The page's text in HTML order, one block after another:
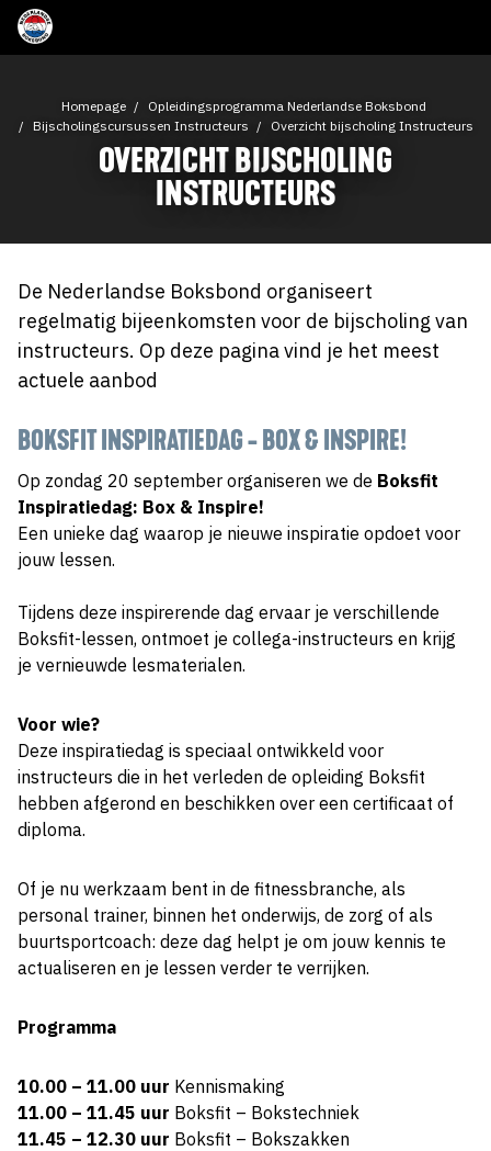
Homepage
Opleidingsprogramma Nederlandse Boksbond
Bijscholingscursussen Instructeurs
Overzicht bijscholing Instructeurs
OVERZICHT BIJSCHOLING
INSTRUCTEURS
De Nederlandse Boksbond organiseert
regelmatig bijeenkomsten voor de bijscholing van
instructeurs. Op deze pagina vind je het meest
actuele aanbod
BOKSFIT INSPIRATIEDAG - BOX & INSPIRE!
Op zondag 20 september organiseren we de Boksfit
Inspiratiedag: Box & Inspire!
Een unieke dag waarop je nieuwe inspiratie opdoet voor
jouw lessen.
Tijdens deze inspirerende dag ervaar je verschillende
Boksfit-lessen, ontmoet je collega-instructeurs en krijg
je vernieuwde lesmaterialen.
Voor wie?
Deze inspiratiedag is speciaal ontwikkeld voor
instructeurs die in het verleden de opleiding Boksfit
hebben afgerond en beschikken over een certificaat of
diploma.
Of je nu werkzaam bent in de fitnessbranche, als
personal trainer, binnen het onderwijs, de zorg of als
buurtsportcoach: deze dag helpt je om jouw kennis te
actualiseren en je lessen verder te verrijken.
Programma
10.00 – 11.00 uur Kennismaking
11.00 – 11.45 uur Boksfit – Bokstechniek
11.45 – 12.30 uur Boksfit – Bokszakken